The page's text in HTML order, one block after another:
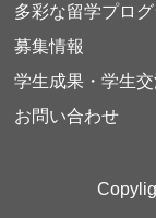
多彩な留学プログ
募集情報
学生成果・学生
お問い合わせ